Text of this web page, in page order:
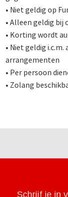
• Niet geldig op
• Alleen geldig bij
• Korting wordt
• Niet geldig
arrangementen
• Per persoon
• Zolang